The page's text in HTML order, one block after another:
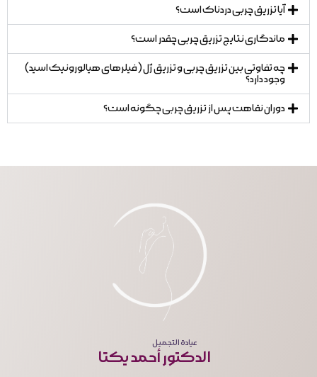
آیا تزریق چربی دردناک است؟
ماندگاری نتایج تزریق چربی چقدر است؟
چه تفاوتی بین تزریق چربی و تزریق ژل (فیلرهای هیالورونیک اسید)
وجود دارد؟
دوران نقاهت پس از تزریق چربی چگونه است؟
عيادة التجميل
الدكتور أحمد يكتا